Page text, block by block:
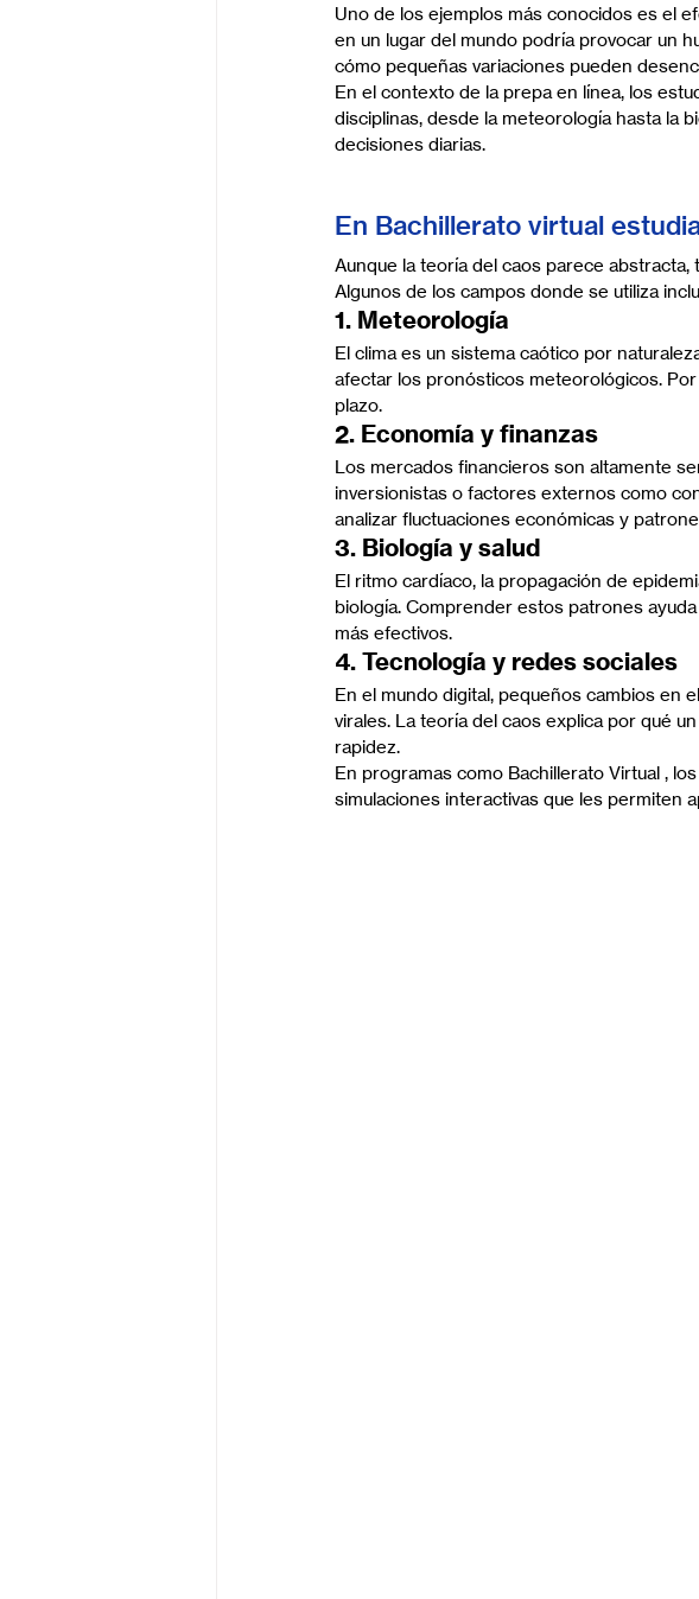
Uno de los ejemplos más conocidos es el
en un lugar del mundo podría provocar un
cómo pequeñas variaciones pueden
En el contexto de la prepa en línea, los
disciplinas, desde la meteorología hasta la
decisiones diarias.
En Bachillerato virtual
Aunque la teoría del caos parece
Algunos de los campos donde se utiliza
1. Meteorología
El clima es un sistema caótico por
afectar los pronósticos meteorológicos.
plazo.
2. Economía y finanzas
Los mercados financieros son altamente
inversionistas o factores externos como
analizar fluctuaciones económicas y
3. Biología y salud
El ritmo cardíaco, la propagación de
biología. Comprender estos patrones
más efectivos.
4. Tecnología y redes sociales
En el mundo digital, pequeños cambios en
virales. La teoría del caos explica por qué
rapidez.
En programas como Bachillerato Virtual ,
simulaciones interactivas que les permiten